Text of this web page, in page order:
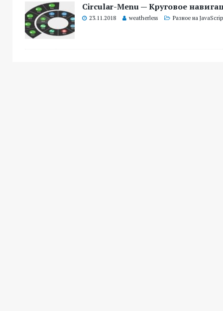
Circular-Menu — Круговое
23.11.2018 weatherless Разное на